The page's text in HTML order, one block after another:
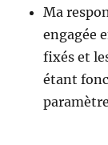
Ma
engagée
fixés et
étant